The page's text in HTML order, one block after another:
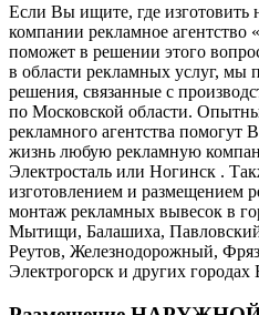
Если Вы ищите, где изготовить
компании рекламное агентство
поможет в решении этого
в области рекламных услуг, мы
решения, связанные с
по Московской области.
рекламного агентства помогут
жизнь любую рекламную
Электросталь или Ногинск .
изготовлением и размещением
монтаж рекламных вывесок в
Мытищи, Балашиха,
Реутов, Железнодорожный,
Электрогорск и других